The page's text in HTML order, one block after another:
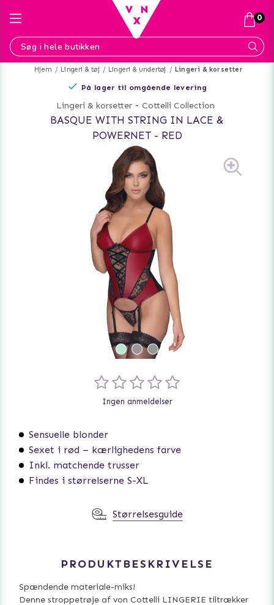
Hjem Lingeri & tøj Lingeri & undertøj Lingeri & korsetter
På lager til omgående levering
Lingeri & korsetter - Cottelli Collection
BASQUE WITH STRING IN LACE &
POWERNET - RED
Sensuelle blonder
Sexet i rød – kærlighedens farve
Inkl. matchende trusser
Findes i størrelserne S-XL
Ingen anmeldelser
Størrelsesguide
PRODUKTBESKRIVELSE
Spændende materiale-miks!
Denne stroppetrøje af von Cottelli LINGERIE tiltrækker
0